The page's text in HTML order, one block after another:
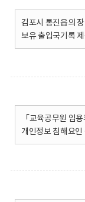
김포시 통진읍의
보유 출입국기록
「교육공무원 임
개인정보 침해요인